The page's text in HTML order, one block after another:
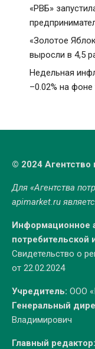
«РВБ»
«Золотое
выросли в 4,5
Недельная
–0.02% на
© 2024 Агентство
Для «Агентства
apimarket.ru
Информационное
потребительской
Свидетельство о
от 22.02.2024
Учредитель: ООО
Генеральный
Владимирович
Главный редактор: